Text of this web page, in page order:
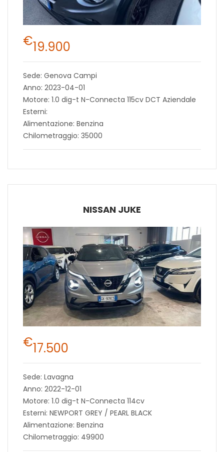
€19.900
Sede: Genova Campi
Anno: 2023-04-01
Motore: 1.0 dig-t N-Connecta 115cv DCT Aziendale
Esterni:
Alimentazione: Benzina
Chilometraggio: 35000
NISSAN JUKE
€17.500
Sede: Lavagna
Anno: 2022-12-01
Motore: 1.0 dig-t N-Connecta 114cv
Esterni: NEWPORT GREY / PEARL BLACK
Alimentazione: Benzina
Chilometraggio: 49900